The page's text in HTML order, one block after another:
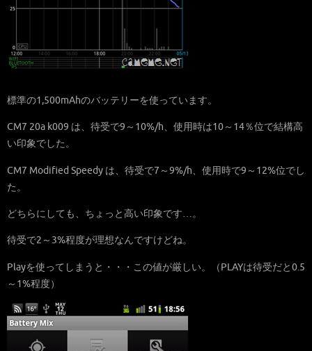
標準の1,500mAhのバッテリーを使っています。
CM7 20a k009 は、待受で9～10%/h、使用時は10～14％位で結構高
い印象でした。
CM7 Modified Speedy は、待受で7～9%/h、使用時で9～12%位でし
た。
どちらにしても、ちょっと高い印象です…。
待受で2～3%程度が理想なんですけどね。
Playを使ってしまうと・・・この値が厳しい。（PLAYは待受だと0.5
～1%程度）